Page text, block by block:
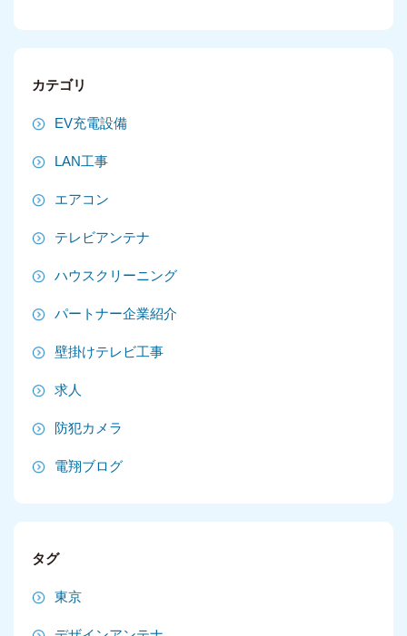
2024年8月
2024年7月
カテゴリ
EV充電設備
LAN工事
エアコン
テレビアンテナ
ハウスクリーニング
パートナー企業紹介
壁掛けテレビ工事
求人
防犯カメラ
電翔ブログ
タグ
東京